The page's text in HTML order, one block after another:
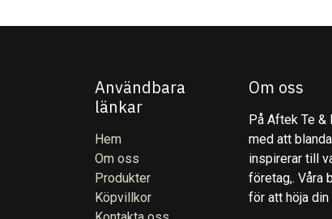
Användbara
länkar
Hem
Om oss
Produkter
Köpvillkor
Om oss
På Aftek Te &
med att
inspirerar till
företag,. Våra
för att höja